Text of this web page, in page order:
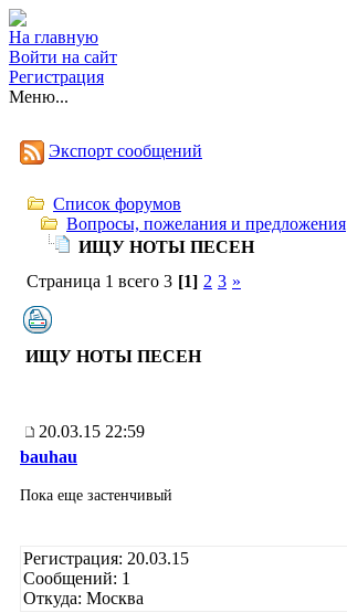
На главную
Войти на сайт
Регистрация
Меню...
Экспорт сообщений
Список форумов
Вопросы, пожелания и предложения
ИЩУ НОТЫ ПЕСЕН
Страница 1 всего 3 [1] 2 3 »
ИЩУ НОТЫ ПЕСЕН
20.03.15 22:59
bauhau
Пока еще застенчивый
Регистрация: 20.03.15
Сообщений: 1
Откуда: Москва